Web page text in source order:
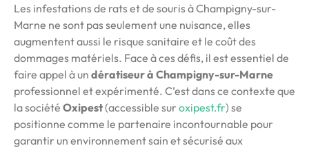
Les infestations de rats et de souris à Champigny-sur-
Marne ne sont pas seulement une nuisance, elles
augmentent aussi le risque sanitaire et le coût des
dommages matériels. Face à ces défis, il est essentiel de
faire appel à un dératiseur à Champigny-sur-Marne
professionnel et expérimenté. C’est dans ce contexte que
la société Oxipest(accessible sur oxipest.fr) se
positionne comme le partenaire incontournable pour
garantir un environnement sain et sécurisé aux